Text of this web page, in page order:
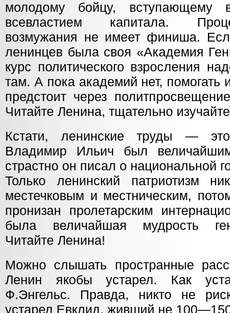
молодому бойцу,
всевластием капитала.
возмужания не имеет финиша.
ленинцев была своя «Академия
курс политического взросления
там. А пока академий нет,
предстоит через
Читайте Ленина, тщательно
Кстати, ленинские труды —
Владимир Ильич был
страстно он писал о национальной
Только ленинский патриотизм
местечковым и местническим,
пронизан пролетарским
была величайшая мудрость
Читайте Ленина!
Можно слышать пространные
Ленин якобы устарел. Как
Ф.Энгельс. Правда, никто не
устарел Евклид, живший не